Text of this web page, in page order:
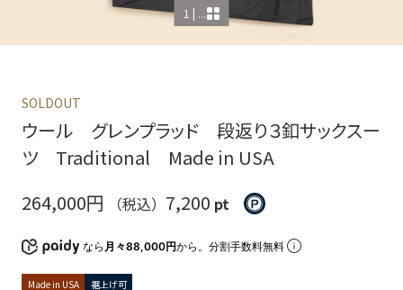
1 | ...
SOLDOUT
ウール グレンプラッド 段返り３釦サックスー
ツ Traditional Made in USA
264,000円
（税込） 7,200 pt
なら 月々88,000円から。分割手数料無料
Made in USA 裾上げ可